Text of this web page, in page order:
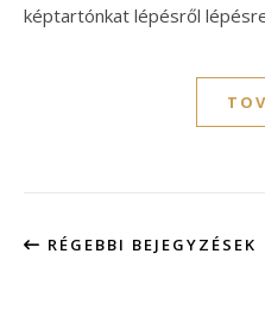
képtartónkat lépésről
RÉGEBBI BEJEGYZÉSEK